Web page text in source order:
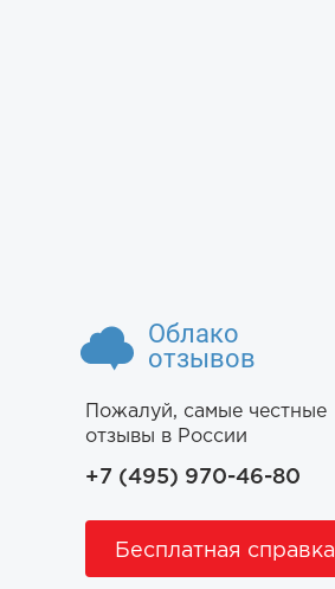
Облако
отзывов
Пожалуй, самые честные
отзывы в России
+7 (495) 970-46-80
Бесплатная справка